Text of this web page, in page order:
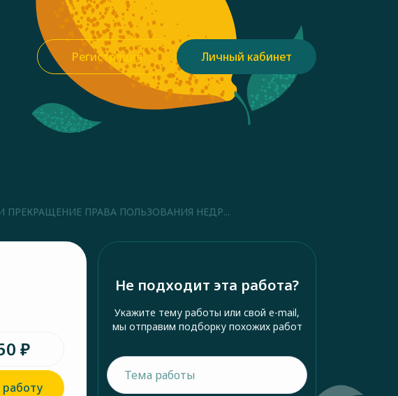
Регистрация Личный кабинет
ПРЕКРАЩЕНИЕ ПРАВА ПОЛЬЗОВАНИЯ НЕДР...
₽
работу
Не подходит эта работа?
Укажите тему работы или свой e-mail,
мы отправим подборку похожих работ